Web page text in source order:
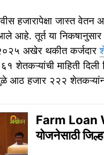
हजारापेक्षा जास्त वेतन
आहे. तूर्त या
अखेर थकीत कर्जदार
शेतकऱ्यांची माहिती
आठ हजार २२२
Farm Loan
योजनेसाठी